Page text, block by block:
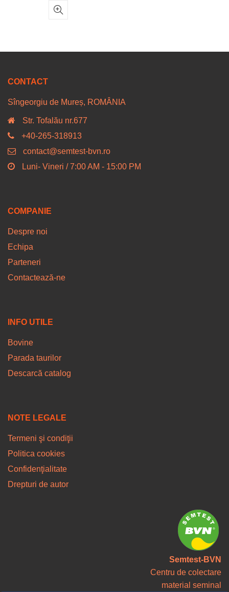
CONTACT
Sîngeorgiu de Mureș, ROMÂNIA
Str. Tofalău nr.677
+40-265-318913
contact@semtest-bvn.ro
Luni- Vineri / 7:00 AM - 15:00 PM
COMPANIE
Despre noi
Echipa
Parteneri
Contactează-ne
INFO UTILE
Bovine
Parada taurilor
Descarcă catalog
NOTE LEGALE
Termeni şi condiţii
Politica cookies
Confidenţialitate
Drepturi de autor
Semtest-BVN
Centru de colectare
material seminal